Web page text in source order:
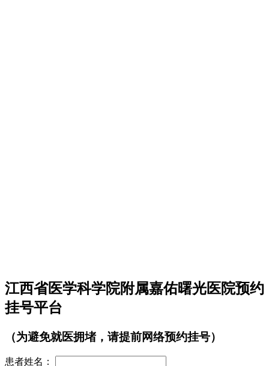
江西省医学科学院附属嘉佑曙光医院预约
挂号平台
（为避免就医拥堵，请提前网络预约挂号）
患者姓名：